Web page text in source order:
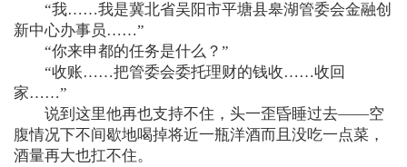
“我……我是冀北省吴阳市平塘县皋湖管委会金融创
新中心办事员……”
“你来申都的任务是什么？”
“收账……把管委会委托理财的钱收……收回
家……”
说到这里他再也支持不住，头一歪昏睡过去——空
腹情况下不间歇地喝掉将近一瓶洋酒而且没吃一点菜，
酒量再大也扛不住。